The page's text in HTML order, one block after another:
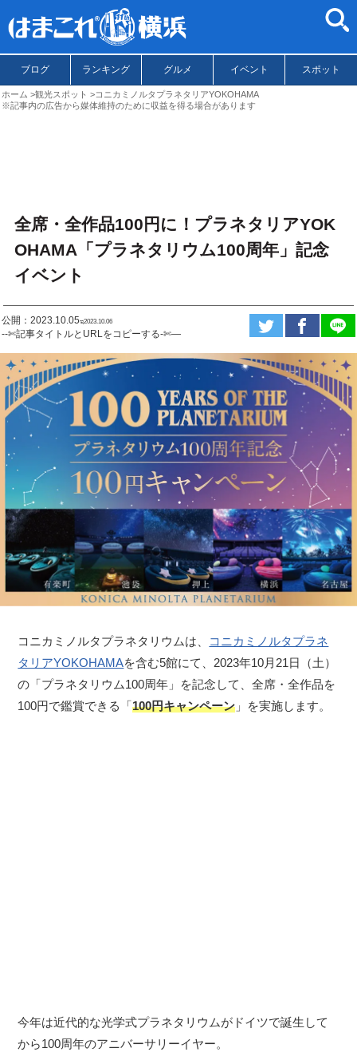
ブログ ランキング グルメ イベント スポット
ホーム 観光スポット
コニカミノルタプラネタリアYOKOHAMA
※記事内の広告から媒体維持のために収益を得る場合があります
全席・全作品100円に！プラネタリアYOK
OHAMA「プラネタリウム100周年」記念
イベント
公開：2023.10.05ಇ2023.10.06
--✄記事タイトルとURLをコピーする-✄—
コニカミノルタプラネタリウムは、 コニカミノルタプラネ
タリアYOKOHAMAを含む5館にて、2023年10月21日（土）
の「プラネタリウム100周年」を記念して、全席・全作品を
100円で鑑賞できる「100円キャンペーン 」を実施します。
今年は近代的な光学式プラネタリウムがドイツで誕生して
から100周年のアニバーサリーイヤー。